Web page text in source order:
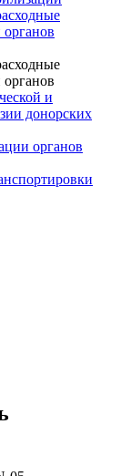
и
донорских
органов